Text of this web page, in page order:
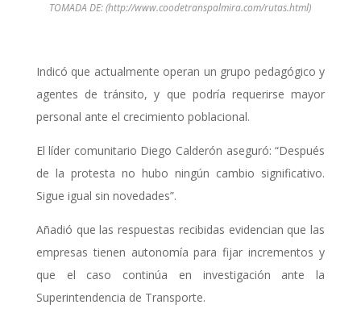
TOMADA DE: (http://www.coodetranspalmira.com/rutas.html)
Indicó que actualmente operan un grupo pedagógico y
agentes de tránsito, y que podría requerirse mayor
personal ante el crecimiento poblacional.
El líder comunitario Diego Calderón aseguró: “Después
de la protesta no hubo ningún cambio significativo.
Sigue igual sin novedades”.
Añadió que las respuestas recibidas evidencian que las
empresas tienen autonomía para fijar incrementos y
que el caso continúa en investigación ante la
Superintendencia de Transporte.